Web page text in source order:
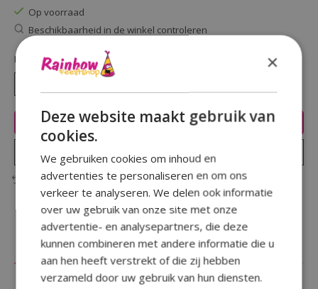
Op voorraad
Beschikbaarheid in de winkel controleren
Hoeveelheid:
Toevoegen aan winkelwagen
Plaats bestelling
Toevoegen om te vergelijken
Beschrijving Reviews (0)
×
Deze website maakt gebruik van
cookies.
We gebruiken cookies om inhoud en
advertenties te personaliseren en om ons
verkeer te analyseren. We delen ook informatie
over uw gebruik van onze site met onze
advertentie- en analysepartners, die deze
kunnen combineren met andere informatie die u
aan hen heeft verstrekt of die zij hebben
verzameld door uw gebruik van hun diensten.